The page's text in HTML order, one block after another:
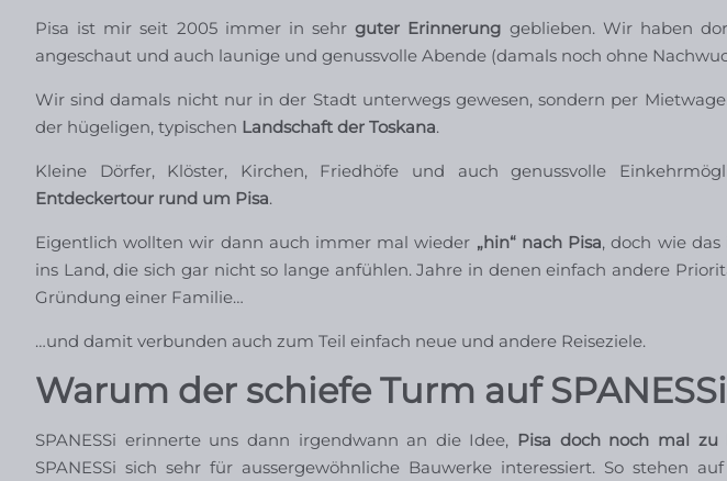
Pisa ist mir seit 2005 immer in sehrguter Erinnerung geblieben. Wir haben
angeschaut und auch launige und genussvolle Abende (damals noch ohne
Wir sind damals nicht nur in der Stadt unterwegs gewesen, sondern per
der hügeligen, typischen Landschaft der Toskana.
Kleine Dörfer, Klöster, Kirchen, Friedhöfe und auch genussvolle
Entdeckertour rund um Pisa.
Eigentlich wollten wir dann auch immer mal wieder „hin“ nach Pisa, doch wie
ins Land, die sich gar nicht so lange anfühlen. Jahre in denen einfach andere
Gründung einer Familie…
…und damit verbunden auch zum Teil einfach neue und andere Reiseziele.
Warum der schiefe Turm auf
SPANESSi erinnerte uns dann irgendwann an die Idee, Pisa doch noch mal zu
SPANESSi sich sehr für aussergewöhnliche Bauwerke interessiert. So stehen